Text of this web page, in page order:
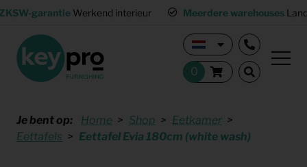
garantie Werkend interieur Meerdere warehouses
Je bent op: Home Shop
Eetkamer
Eettafels
Eettafel Evia 180cm (white wash)